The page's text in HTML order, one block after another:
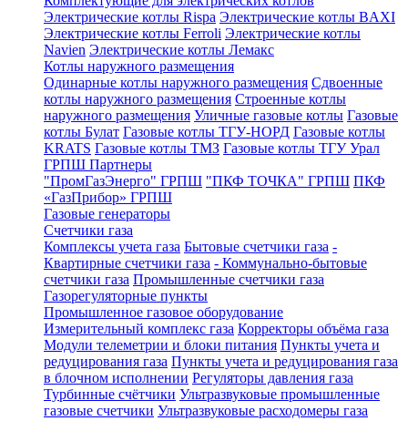
Электрические котлы Rispa Электрические котлы BAXI
Электрические котлы Ferroli Электрические котлы
Navien Электрические котлы Лемакс
Котлы наружного размещения
Одинарные котлы наружного размещения Сдвоенные
котлы наружного размещения Строенные котлы
наружного размещения Уличные газовые котлы Газовые
котлы Булат Газовые котлы ТГУ-НОРД Газовые котлы
KRATS Газовые котлы ТМЗ Газовые котлы ТГУ Урал
ГРПШ Партнеры
"ПромГазЭнерго" ГРПШ "ПКФ ТОЧКА" ГРПШ ПКФ
«ГазПрибор» ГРПШ
Газовые генераторы
Счетчики газа
Комплексы учета газа Бытовые счетчики газа -
Квартирные счетчики газа - Коммунально-бытовые
счетчики газа Промышленные счетчики газа
Газорегуляторные пункты
Промышленное газовое оборудование
Измерительный комплекс газа Корректоры объёма газа
Модули телеметрии и блоки питания Пункты учета и
редуцирования газа Пункты учета и редуцирования газа
в блочном исполнении Регуляторы давления газа
Турбинные счётчики Ультразвуковые промышленные
газовые счетчики Ультразвуковые расходомеры газа